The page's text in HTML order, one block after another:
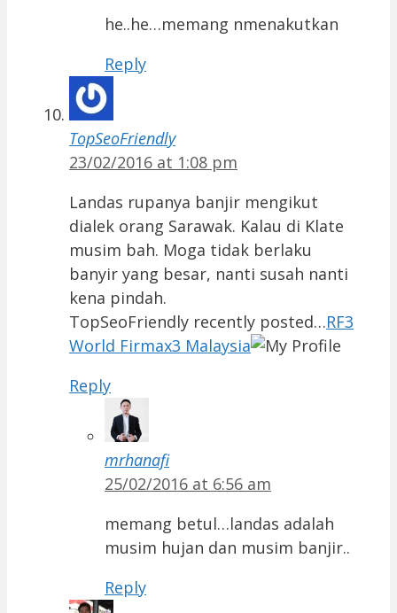
he..he…memang nmenakutkan
Reply
TopSeoFriendly
23/02/2016 at 1:08 pm
Landas rupanya banjir mengikut
dialek orang Sarawak. Kalau di Klate
musim bah. Moga tidak berlaku
banyir yang besar, nanti susah nanti
kena pindah.
TopSeoFriendly recently posted…RF3
World Firmax3 Malaysia
Reply
mrhanafi
25/02/2016 at 6:56 am
memang betul…landas adalah
musim hujan dan musim banjir..
Reply